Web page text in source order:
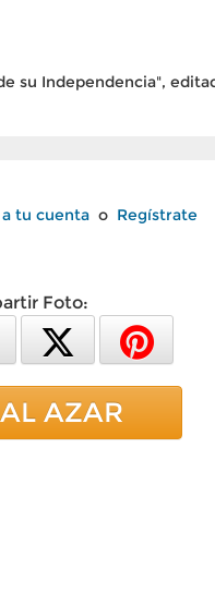
su Independencia",
tu cuenta o Regístrate
Foto:
AZAR